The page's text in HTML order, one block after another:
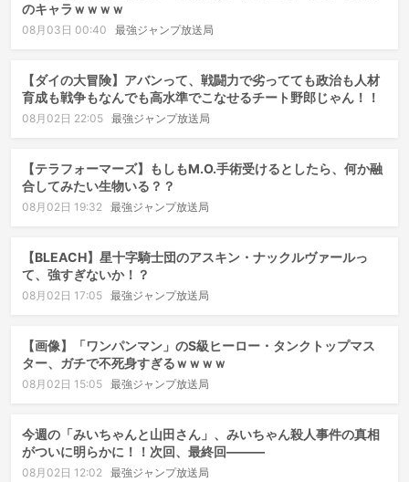
のキャラｗｗｗｗ
08月03日 00:40 最強ジャンプ放送局
【ダイの大冒険】アバンって、戦闘力で劣ってても政治も人材
育成も戦争もなんでも高水準でこなせるチート野郎じゃん！！
08月02日 22:05 最強ジャンプ放送局
【テラフォーマーズ】もしもM.O.手術受けるとしたら、何か融
合してみたい生物いる？？
08月02日 19:32 最強ジャンプ放送局
【BLEACH】星十字騎士団のアスキン・ナックルヴァールっ
て、強すぎないか！？
08月02日 17:05 最強ジャンプ放送局
【画像】「ワンパンマン」のS級ヒーロー・タンクトップマス
ター、ガチで不死身すぎるｗｗｗｗ
08月02日 15:05 最強ジャンプ放送局
今週の「みいちゃんと山田さん」、みいちゃん殺人事件の真相
がついに明らかに！！次回、最終回―――
08月02日 12:02 最強ジャンプ放送局